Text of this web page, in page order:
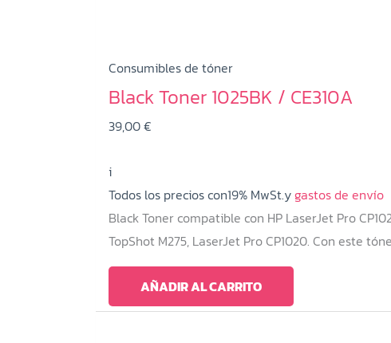
Consumibles de tóner
Black Toner 1025BK / CE310A
39,00€
i
Todos los precios con19% MwSt.ygastos de envío
Black Toner compatible con HP LaserJet Pro
TopShot M275, LaserJet Pro CP1020. Con este
AÑADIR AL CARRITO